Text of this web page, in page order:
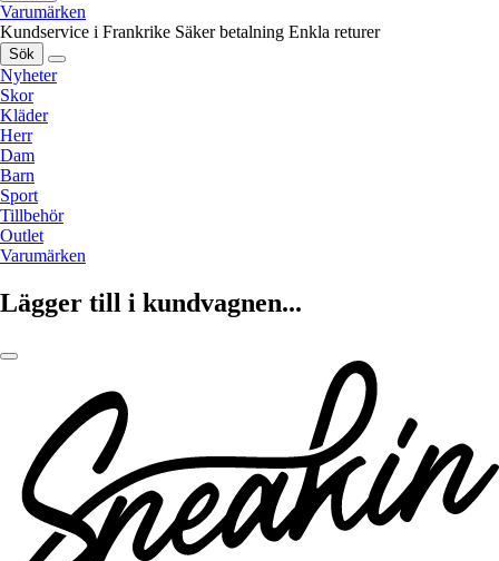
Varumärken
Kundservice i Frankrike Säker betalning Enkla returer
Sök
Nyheter
Skor
Kläder
Herr
Dam
Barn
Sport
Tillbehör
Outlet
Varumärken
Lägger till i kundvagnen...